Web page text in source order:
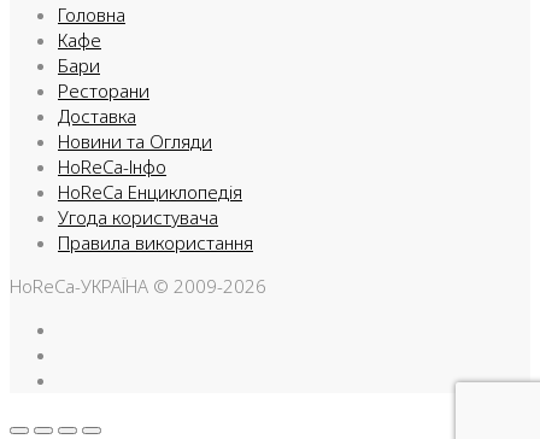
Головна
Кафе
Бари
Ресторани
Доставка
Новини та Огляди
HoReCa-Інфо
HoReCa Енциклопедія
Угода користувача
Правила використання
HoReCa-УКРАЇНА © 2009-2026